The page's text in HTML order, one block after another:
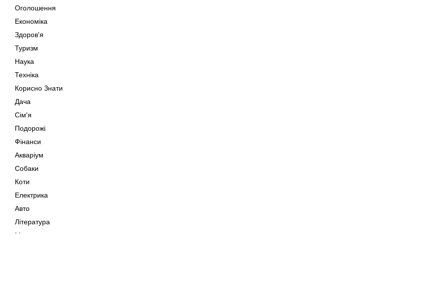
Оголошення
Економіка
Здоров'я
Туризм
Наука
Техніка
Корисно Знати
Дача
Сім'я
Подорожі
Фінанси
Акваріум
Собаки
Коти
Електрика
Авто
Література
Музика